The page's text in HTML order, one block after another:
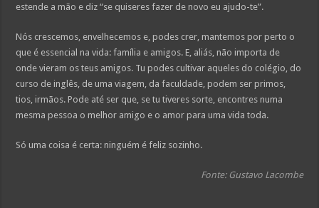
estende a mão e diz “se quiseres fazer de novo eu ajudo-te”.
Nós crescemos, envelhecemos e, podes crer, mantemos por perto o
que é essencial na vida: família e amigos. E, aliás, não importa de
onde vieram os teus amigos. Tu podes cultivar aqueles do colégio, do
curso de inglês, de uma viagem, da faculdade, podem ser primos,
tios, irmãos. Pode até ser que, se tu tiveres sorte, encontres numa
mesma pessoa o melhor amigo e o amor para uma vida toda.
Só uma coisa é certa: ninguém é feliz sozinho.
Fonte: Gustavo Lacombe